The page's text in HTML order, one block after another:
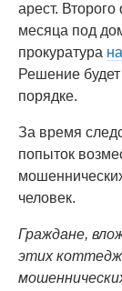
арест.
месяца под
прокуратура
Решение
порядке.
За время
попыток
человек.
Граждане,
этих